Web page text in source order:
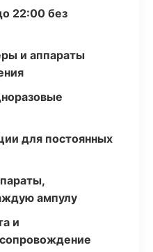
22:00 без
и аппараты
для постоянных
ампулу
и